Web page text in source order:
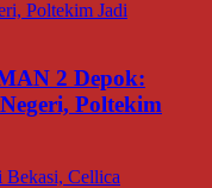
2 Depok:
Poltekim